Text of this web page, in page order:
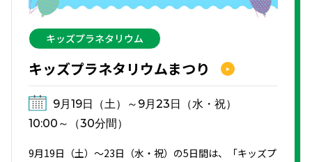
キッズプラネタリウム
キッズプラネタリウムまつり
9月19日（土）～9月23日（水・祝）
10:00～（30分間）
9月19日（土）～23日（水・祝）の5日間は、「キッズプ